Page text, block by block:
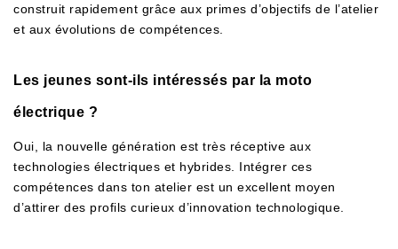
construit rapidement grâce aux primes d’objectifs de l’atelier
et aux évolutions de compétences.
Les jeunes sont-ils intéressés par la moto
électrique ?
Oui, la nouvelle génération est très réceptive aux
technologies électriques et hybrides. Intégrer ces
compétences dans ton atelier est un excellent moyen
d’attirer des profils curieux d’innovation technologique.